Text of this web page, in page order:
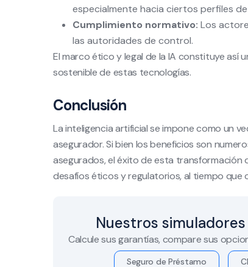
especialmente hacia ciertos perfiles
Cumplimiento normativo: Los
las autoridades de control.
El marco ético y legal de la IA constituye así
sostenible de estas tecnologías.
Conclusión
La inteligencia artificial se impone como un
asegurador. Si bien los beneficios son
asegurados, el éxito de esta
desafíos éticos y regulatorios, al tiempo que
Nuestros
Calcule sus garantías, compare sus
Seguro de Préstamo